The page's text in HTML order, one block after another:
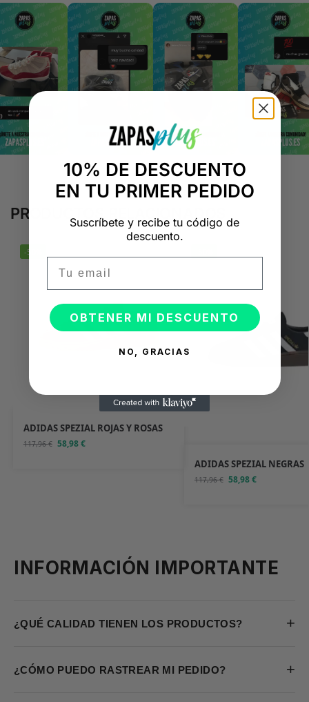
PRODUCTOS RELACIONADOS
-50%
ADIDAS SPEZIAL ROJAS Y ROSAS
117,96€ 58,98€
ADIDAS SPEZIAL NEGRAS
117,96€ 58,98€
INFORMACIÓN IMPORTANTE
¿QUÉ CALIDAD TIENEN LOS PRODUCTOS? +
¿CÓMO PUEDO RASTREAR MI PEDIDO? +
10% DE DESCUENTO
EN TU PRIMER PEDIDO
Suscríbete y recibe tu código de
descuento.
OBTENER MI DESCUENTO
NO, GRACIAS